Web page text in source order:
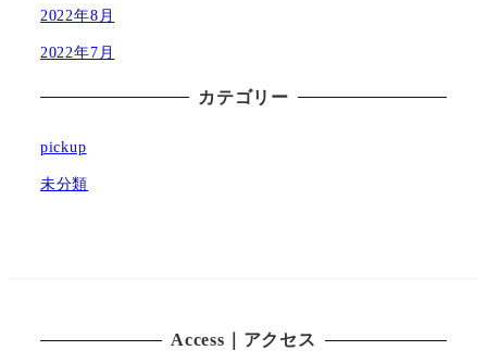
2022年8月
2022年7月
カテゴリー
pickup
未分類
Access｜アクセス